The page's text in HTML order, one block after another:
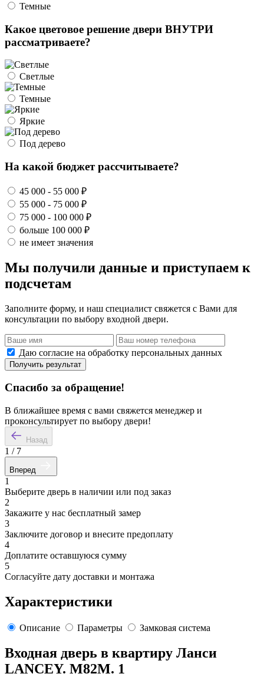
Темные
Какое цветовое решение двери ВНУТРИ
рассматриваете?
Светлые
Темные
Яркие
Под дерево
На какой бюджет рассчитываете?
45 000 - 55 000 ₽
55 000 - 75 000 ₽
75 000 - 100 000 ₽
больше 100 000 ₽
не имеет значения
Мы получили данные и приступаем к
подсчетам
Заполните форму, и наш специалист свяжется с Вами для
консультации по выбору входной двери.
Даю согласие на обработку персональных данных
Получить результат
Спасибо за обращение!
В ближайшее время с вами свяжется менеджер и
проконсультирует по выбору двери!
Назад
1 / 7
Вперед
1
Выберите дверь в наличии или под заказ
2
Закажите у нас бесплатный замер
3
Заключите договор и внесите предоплату
4
Доплатите оставшуюся сумму
5
Согласуйте дату доставки и монтажа
Характеристики
Описание Параметры Замковая система
Входная дверь в квартиру Ланси
LANCEY. M82M. 1